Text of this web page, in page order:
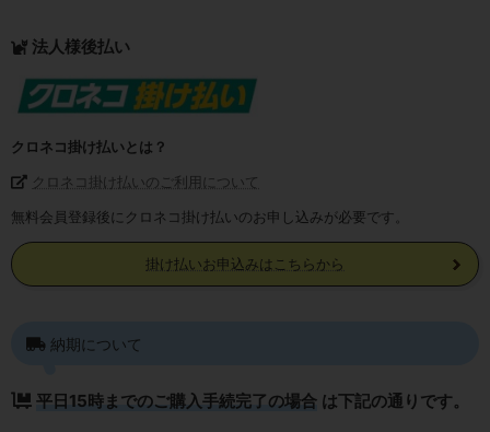
法人様後払い
クロネコ掛け払いとは？
クロネコ掛け払いのご利用について
無料会員登録後にクロネコ掛け払いのお申し込みが必要です。
掛け払いお申込みはこちらから
納期について
平日15時までのご購入手続完了の場合 は下記の通りです。